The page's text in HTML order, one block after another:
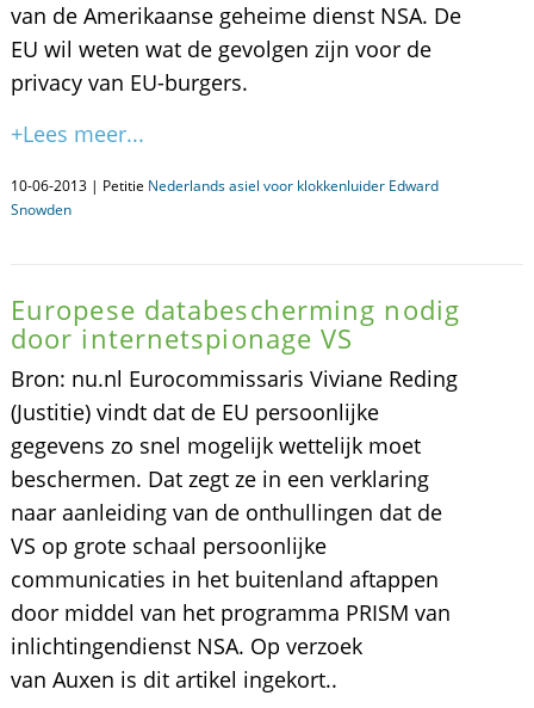
van de Amerikaanse geheime dienst NSA. De
EU wil weten wat de gevolgen zijn voor de
privacy van EU-burgers.
+Lees meer...
10-06-2013 | Petitie Nederlands asiel voor klokkenluider Edward
Snowden
Europese databescherming nodig
door internetspionage VS
Bron: nu.nl Eurocommissaris Viviane Reding
(Justitie) vindt dat de EU persoonlijke
gegevens zo snel mogelijk wettelijk moet
beschermen. Dat zegt ze in een verklaring
naar aanleiding van de onthullingen dat de
VS op grote schaal persoonlijke
communicaties in het buitenland aftappen
door middel van het programma PRISM van
inlichtingendienst NSA. Op verzoek
van Auxen is dit artikel ingekort..